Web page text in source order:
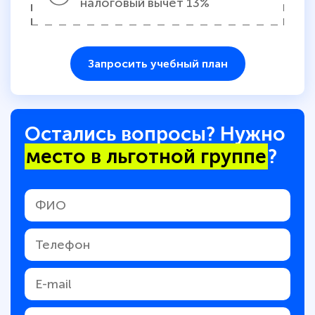
налоговый вычет 13%
Запросить учебный план
Остались вопросы? Нужно
место в льготной группе?